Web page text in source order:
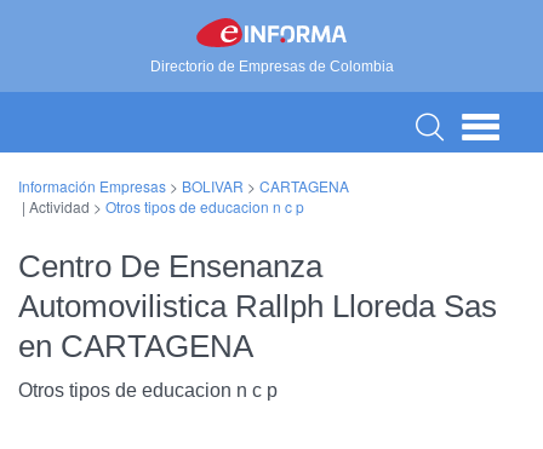
Directorio de Empresas de Colombia
Información Empresas > BOLIVAR > CARTAGENA
| Actividad > Otros tipos de educacion n c p
Centro De Ensenanza
Automovilistica Rallph Lloreda Sas
en CARTAGENA
Otros tipos de educacion n c p